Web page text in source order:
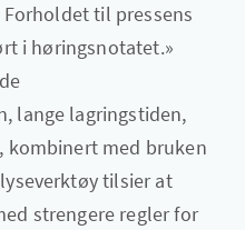
til pressens
i høringsnotatet.»
lange lagringstiden,
kombinert med bruken
tilsier at
strengere regler for